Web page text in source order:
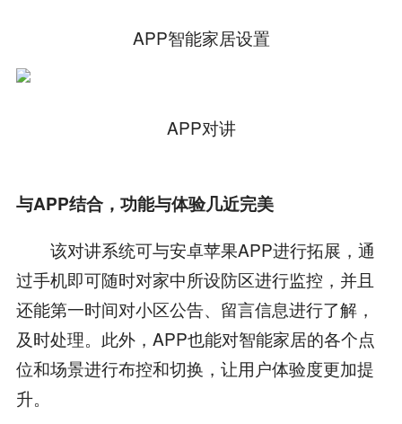
APP智能家居设置
APP对讲
与APP结合，功能与体验几近完美
该对讲系统可与安卓苹果APP进行拓展，通
过手机即可随时对家中所设防区进行监控，并且
还能第一时间对小区公告、留言信息进行了解，
及时处理。此外，APP也能对智能家居的各个点
位和场景进行布控和切换，让用户体验度更加提
升。